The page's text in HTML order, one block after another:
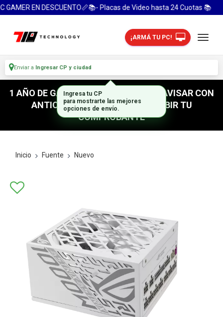
GAMER EN DESCUENTO📏📚- Placas de Video hasta 24 Cuotas 📚
¡ARMÁ TU PC!
Enviar a Ingresar CP y ciudad
1 AÑO DE GARANTIA! / PARA RETIRO AVISAR CON
ANTICIPACION / NO OLVIDES SUBIR TU
COMPROBANTE
Inicio Fuente Nuevo